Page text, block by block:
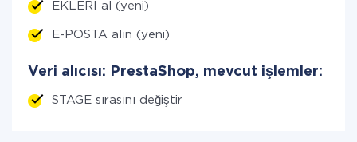
EKLERI al (yeni)
E-POSTA alın (yeni)
Veri alıcısı: PrestaShop, mevcut işlemler:
STAGE sırasını değiştir